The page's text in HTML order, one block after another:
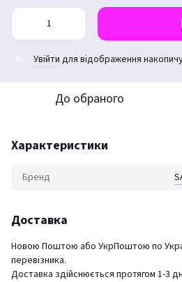
Увійти для відображення
До обраного
Характеристики
Бренд
Доставка
Новою Поштою або УкрПоштою по
перевізника.
Доставка здійснюється протягом 1-3